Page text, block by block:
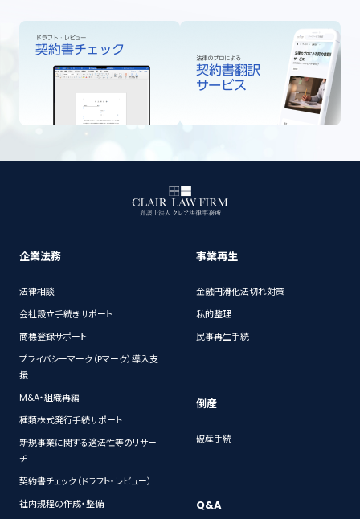
企業法務
法律相談
会社設立手続きサポート
商標登録サポート
プライバシーマーク（Pマーク）導入支
援
M&A・組織再編
種類株式発行手続サポート
新規事業に関する適法性等のリサー
チ
契約書チェック（ドラフト・レビュー）
社内規程の作成・整備
事業再生
金融円滑化法切れ対策
私的整理
民事再生手続
倒産
破産手続
Q&A